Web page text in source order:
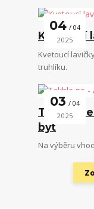
04 04
2025
Kvetoucí
Kvetoucí
truhlíku.
03 04
2025
Takhle
být
Na výběru